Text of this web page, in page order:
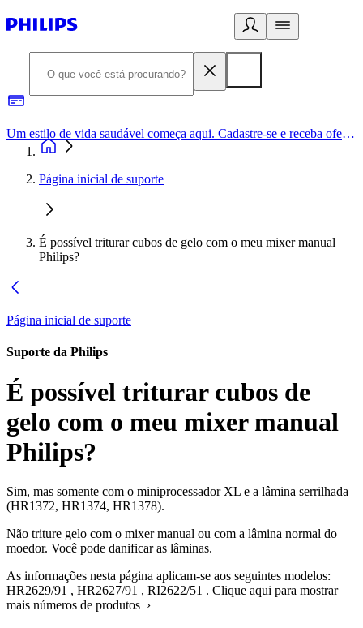
Um estilo de vida saudável começa aqui. Cadastre-se e receba ofertas exclusivas.
Página inicial de suporte
É possível triturar cubos de gelo com o meu mixer manual
Philips?
Página inicial de suporte
Suporte da Philips
É possível triturar cubos de
gelo com o meu mixer manual
Philips?
Sim, mas somente com o miniprocessador XL e a lâmina serrilhada
(HR1372, HR1374, HR1378).
Não triture gelo com o mixer manual ou com a lâmina normal do
moedor. Você pode danificar as lâminas.
As informações nesta página aplicam-se aos seguintes modelos:
HR2629/91 , HR2627/91 , RI2622/51 . Clique aqui para mostrar
mais números de produtos ›